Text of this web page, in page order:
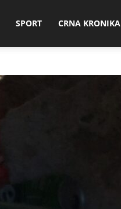
SPORT CRNA KRONIKA